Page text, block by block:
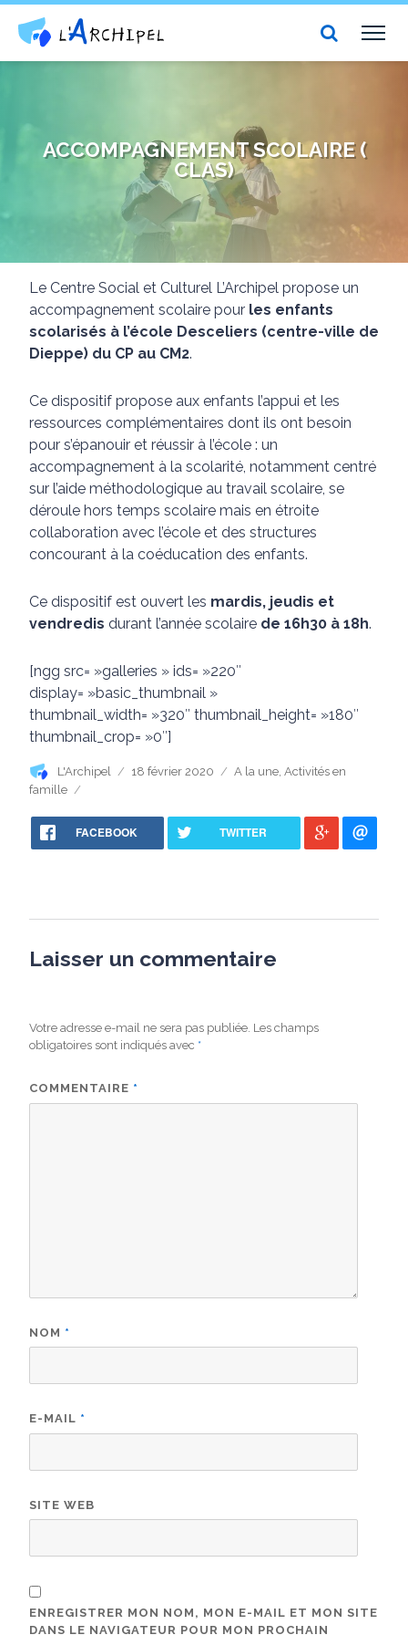
Centre social et culturel l'Archipel
ACCOMPAGNEMENT SCOLAIRE (
CLAS)
Le Centre Social et Culturel L’Archipel propose un
accompagnement scolaire pour les enfants
scolarisés à l’école Desceliers (centre-ville de
Dieppe) du CP au CM2.
Ce dispositif propose aux enfants l’appui et les
ressources complémentaires dont ils ont besoin
pour s’épanouir et réussir à l’école : un
accompagnement à la scolarité, notamment centré
sur l’aide méthodologique au travail scolaire, se
déroule hors temps scolaire mais en étroite
collaboration avec l’école et des structures
concourant à la coéducation des enfants.
Ce dispositif est ouvert les mardis, jeudis et
vendredis durant l’année scolaire de 16h30 à 18h.
[ngg src= »galleries » ids= »220″
display= »basic_thumbnail »
thumbnail_width= »320″ thumbnail_height= »180″
thumbnail_crop= »0″]
Auteur
L'Archipel
Publié
18 février 2020 Catégories
A la une, Activités en
famille
FACEBOOK TWITTER
Laisser un commentaire
Votre adresse e-mail ne sera pas publiée. Les champs
obligatoires sont indiqués avec *
COMMENTAIRE *
NOM *
E-MAIL *
SITE WEB
ENREGISTRER MON NOM, MON E-MAIL ET MON SITE
DANS LE NAVIGATEUR POUR MON PROCHAIN